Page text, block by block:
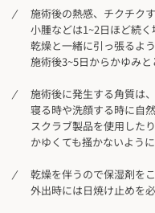
施術後の熱感、チクチク
小腫などは1~2日ほど続く
乾燥と一緒に引っ張るよ
施術後3~5日からかゆみと
施術後に発生する角質は、
寝る時や洗顔する時に自
スクラブ製品を使用した
かゆくても掻かないよう
乾燥を伴うので保湿剤を
外出時には日焼け止めを